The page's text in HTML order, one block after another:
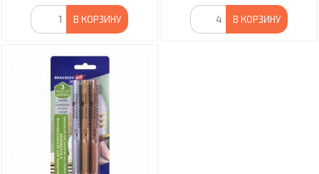
В КОРЗИНУ В КОРЗИНУ